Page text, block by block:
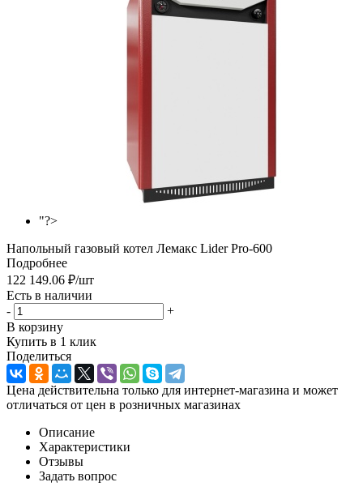
"?>
Напольный газовый котел Лемакс Lider Pro-600
Подробнее
122 149.06 ₽/шт
Есть в наличии
-
+
В корзину
Купить в 1 клик
Поделиться
Цена действительна только для интернет-магазина и может
отличаться от цен в розничных магазинах
Описание
Характеристики
Отзывы
Задать вопрос